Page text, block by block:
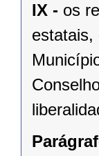
IX - os
estatais,